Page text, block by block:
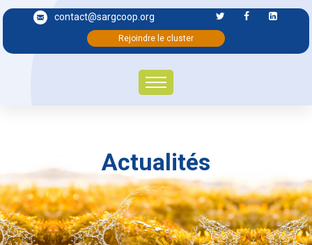
contact@sargcoop.org
Rejoindre le cluster
Actualités